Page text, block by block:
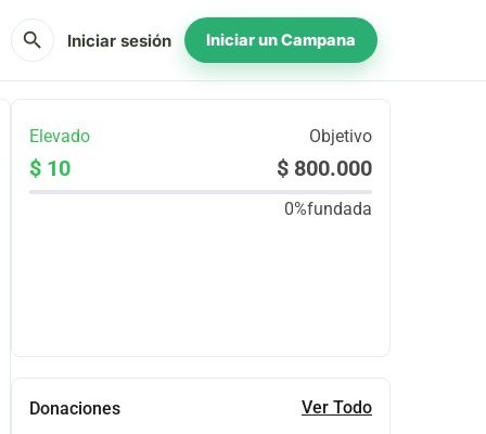
search Iniciar sesión Iniciar un Campana
Elevado Objetivo
$ 10 $ 800.000
0%fundada
Donaciones Ver Todo